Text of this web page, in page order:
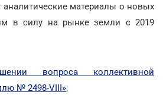
аналитические материалы о новых
в силу на рынке земли с 2019
вопроса коллективной
№ 2498-VIII»;